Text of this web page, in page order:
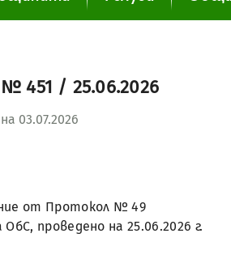
451 / 25.06.2026
03.07.2026
от Протокол № 49
проведено на 25.06.2026 г.